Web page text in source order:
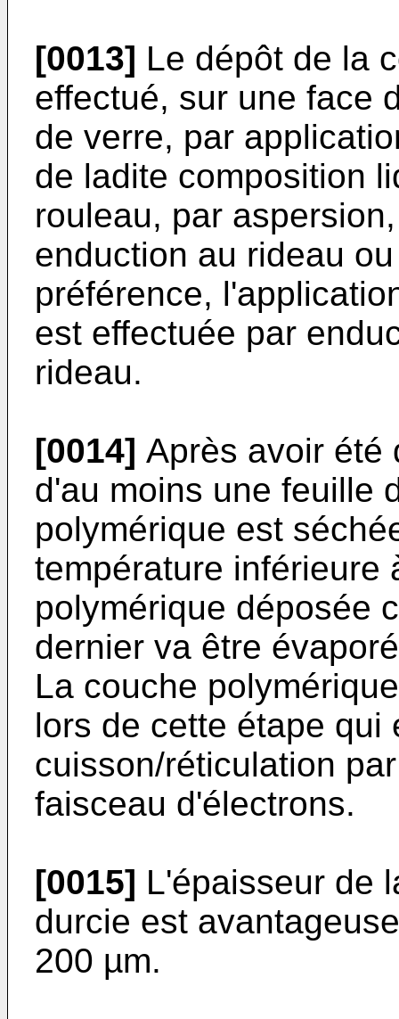
[0013] Le dépôt de la
effectué, sur une face
de verre, par
de ladite composition
rouleau, par
enduction au rideau
préférence,
est effectuée par
rideau.
[0014] Après avoir été
d'au moins une feuille
polymérique est
température inférieure
polymérique déposée
dernier va être
La couche
lors de cette étape qui
cuisson/réticulation
faisceau d'électrons.
[0015] L'épaisseur de
durcie est
200 µm.